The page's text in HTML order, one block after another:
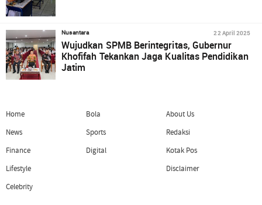
Nusantara 22 April 2025
Wujudkan SPMB Berintegritas, Gubernur
Khofifah Tekankan Jaga Kualitas Pendidikan
Jatim
Home
News
Finance
Lifestyle
Celebrity
Bola
Sports
Digital
About Us
Redaksi
Kotak Pos
Disclaimer